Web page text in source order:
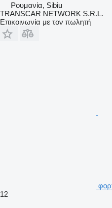
Ρουμανία, Sibiu
TRANSCAR NETWORK S.R.L.
Επικοινωνία με τον πωλητή
12